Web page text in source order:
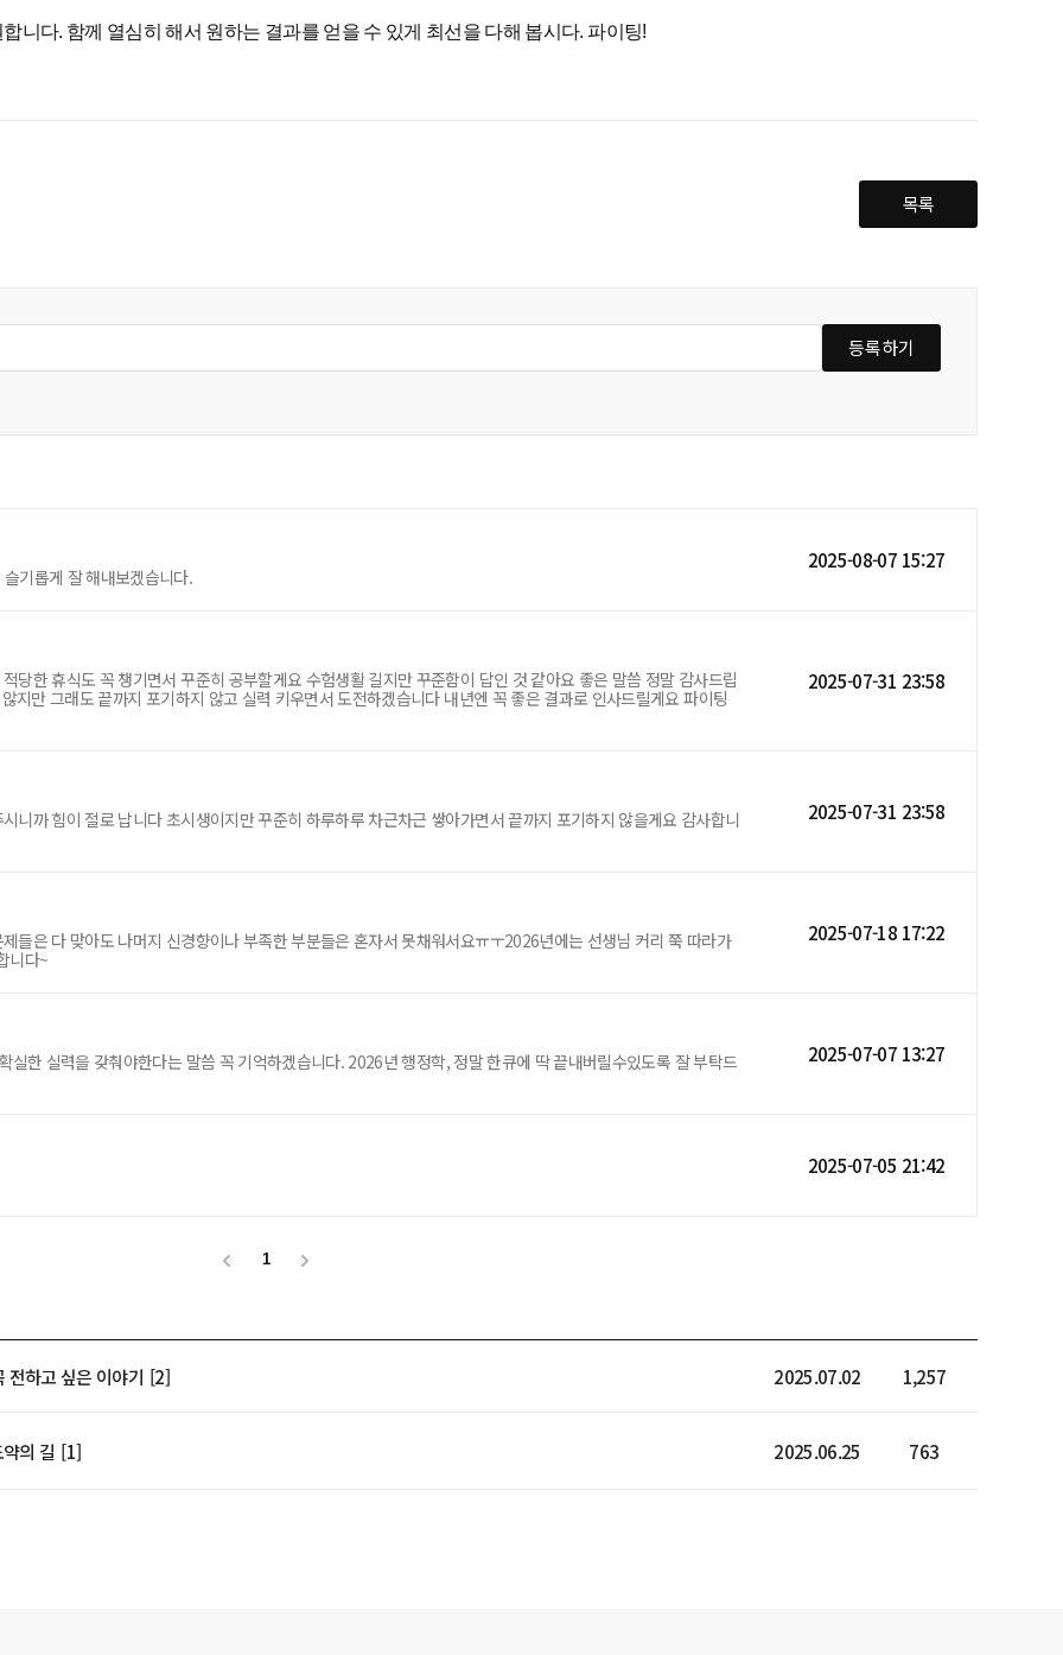
니다. 함께 열심히 해서 원하는 결과를 얻을 수 있게 최선을 다해 봅시다. 파이팅!
목록
등록하기
기롭게 잘 해내보겠습니다.
2025-08-07 15:27
당한 휴식도 꼭 챙기면서 꾸준히 공부할게요 수험생활 길지만 꾸준함이 답인 것 같아요 좋은 말씀 정말 감사드립
지만 그래도 끝까지 포기하지 않고 실력 키우면서 도전하겠습니다 내년엔 꼭 좋은 결과로 인사드릴게요 파이팅
2025-07-31 23:58
니까 힘이 절로 납니다 초시생이지만 꾸준히 하루하루 차근차근 쌓아가면서 끝까지 포기하지 않을게요 감사합니
2025-07-31 23:58
들은 다 맞아도 나머지 신경향이나 부족한 부분들은 혼자서 못채워서요ㅠㅜ2026년에는 선생님 커리 쭉 따라가
니다~
2025-07-18 17:22
한 실력을 갖춰야한다는 말씀 꼭 기억하겠습니다. 2026년 행정학, 정말 한큐에 딱 끝내버릴수있도록 잘 부탁드
2025-07-07 13:27
2025-07-05 21:42
1
전하고 싶은 이야기 [2] 2025.07.02 1,257
의 길 [1] 2025.06.25 763